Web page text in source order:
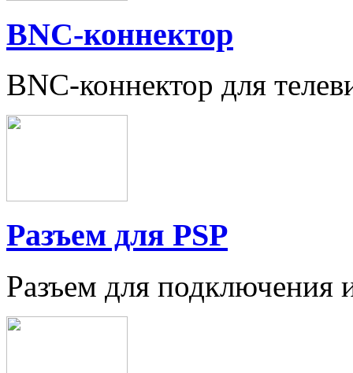
BNC-коннектор
BNC-коннектор для
Разъем для PSP
Разъем для подключения